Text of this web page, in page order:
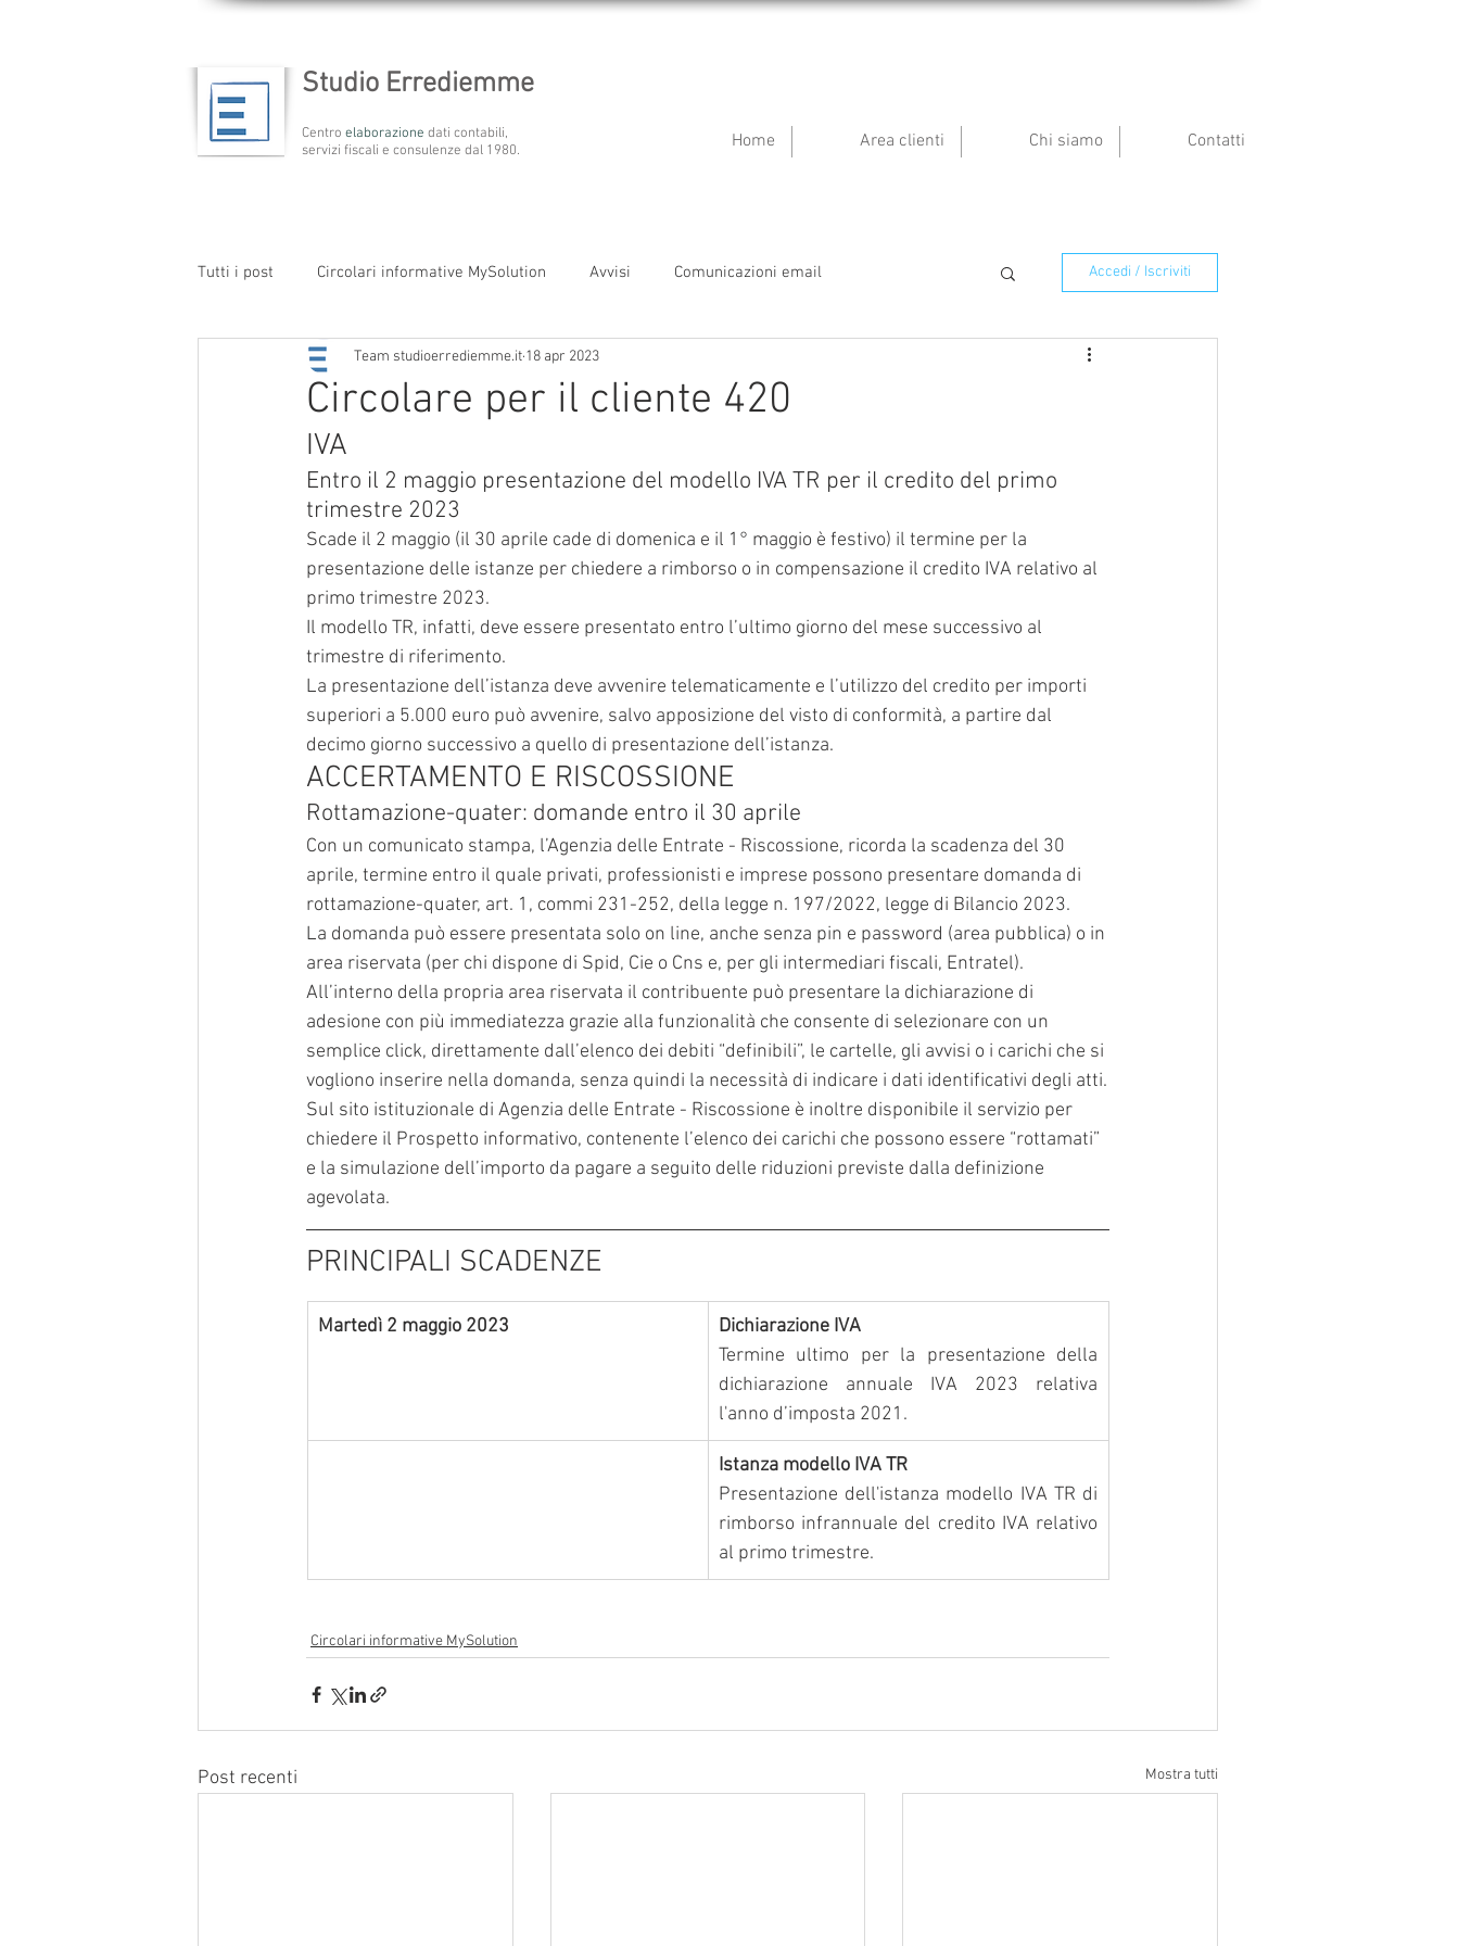
Studio Errediemme
Centro elaborazione dati contabili,
servizi fiscali e consulenze dal 1980.
Home Area clienti Chi siamo Contatti
Tutti i post Circolari informative MySolution Avvisi Comunicazioni email Accedi / Iscriviti
Circolare per il cliente 420
Team studioerrediemme.it 18 apr 2023
IVA
Entro il 2 maggio presentazione del modello IVA TR per il credito del primo
trimestre 2023
Scade il 2 maggio (il 30 aprile cade di domenica e il 1° maggio è festivo) il termine per la
presentazione delle istanze per chiedere a rimborso o in compensazione il credito IVA relativo al
primo trimestre 2023.
Il modello TR, infatti, deve essere presentato entro l’ultimo giorno del mese successivo al
trimestre di riferimento.
La presentazione dell’istanza deve avvenire telematicamente e l’utilizzo del credito per importi
superiori a 5.000 euro può avvenire, salvo apposizione del visto di conformità, a partire dal
decimo giorno successivo a quello di presentazione dell’istanza.
ACCERTAMENTO E RISCOSSIONE
Rottamazione-quater: domande entro il 30 aprile
Con un comunicato stampa, l’Agenzia delle Entrate - Riscossione, ricorda la scadenza del 30
aprile, termine entro il quale privati, professionisti e imprese possono presentare domanda di
rottamazione-quater, art. 1, commi 231-252, della legge n. 197/2022, legge di Bilancio 2023.
La domanda può essere presentata solo on line, anche senza pin e password (area pubblica) o in
area riservata (per chi dispone di Spid, Cie o Cns e, per gli intermediari fiscali, Entratel).
All’interno della propria area riservata il contribuente può presentare la dichiarazione di
adesione con più immediatezza grazie alla funzionalità che consente di selezionare con un
semplice click, direttamente dall’elenco dei debiti “definibili”, le cartelle, gli avvisi o i carichi che si
vogliono inserire nella domanda, senza quindi la necessità di indicare i dati identificativi degli atti.
Sul sito istituzionale di Agenzia delle Entrate - Riscossione è inoltre disponibile il servizio per
chiedere il Prospetto informativo, contenente l’elenco dei carichi che possono essere “rottamati”
e la simulazione dell’importo da pagare a seguito delle riduzioni previste dalla definizione
agevolata.
PRINCIPALI SCADENZE
Martedì 2 maggio 2023
Dichiarazione IVA
Termine ultimo per la presentazione della
dichiarazione annuale IVA 2023 relativa
l'anno d’imposta 2021.
Istanza modello IVA TR
Presentazione dell'istanza modello IVA TR di
rimborso infrannuale del credito IVA relativo
al primo trimestre.
Circolari informative MySolution
Post recenti Mostra tutti